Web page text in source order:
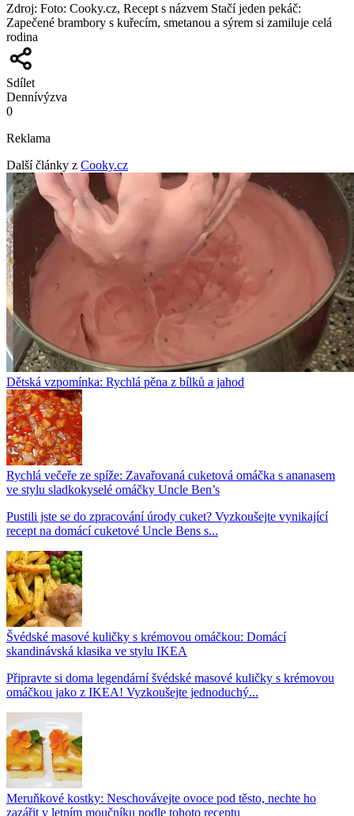
Zdroj: Foto: Cooky.cz, Recept s názvem Stačí jeden pekáč:
Zapečené brambory s kuřecím, smetanou a sýrem si zamiluje celá
rodina
Sdílet
Dennívýzva
0
Reklama
Další články z Cooky.cz
Dětská vzpomínka: Rychlá pěna z bílků a jahod
Rychlá večeře ze spíže: Zavařovaná cuketová omáčka s ananasem
ve stylu sladkokyselé omáčky Uncle Ben’s
Pustili jste se do zpracování úrody cuket? Vyzkoušejte vynikající
recept na domácí cuketové Uncle Bens s...
Švédské masové kuličky s krémovou omáčkou: Domácí
skandinávská klasika ve stylu IKEA
Připravte si doma legendární švédské masové kuličky s krémovou
omáčkou jako z IKEA! Vyzkoušejte jednoduchý...
Meruňkové kostky: Neschovávejte ovoce pod těsto, nechte ho
zazářit v letním moučníku podle tohoto receptu